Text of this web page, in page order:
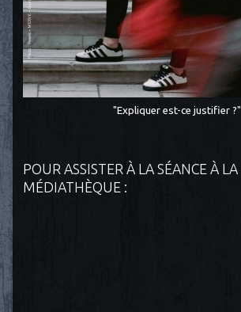
"Expliquer est-ce justifier ?"
POUR ASSISTER À LA SÉANCE À LA
MÉDIATHÈQUE :